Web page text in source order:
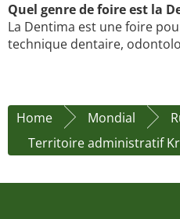
Quel genre de foire est la
La Dentima est une foire
technique dentaire,
Home Mondial
Territoire administratif